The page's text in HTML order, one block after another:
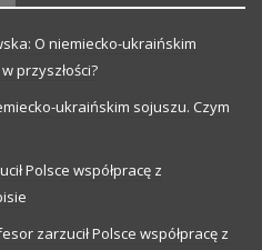
O niemiecko-ukraińskim
przyszłości?
ukraińskim sojuszu. Czym
Polsce współpracę z
zarzucił Polsce współpracę z